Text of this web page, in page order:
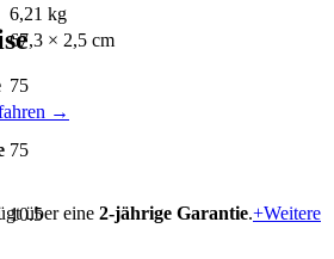
6,21 kg
67,3 × 2,5 cm
75
75
10.5
→
über eine 2-jährige Garantie.+Weitere